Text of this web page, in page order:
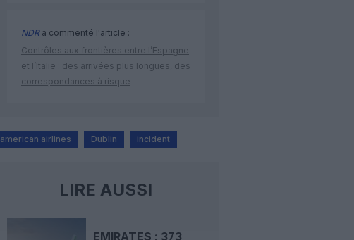
NDRa commenté l'article :
Contrôles aux frontières entre l’Espagne
et l’Italie : des arrivées plus longues, des
correspondances à risque
american airlines Dublin incident
LIRE AUSSI
EMIRATES : 373